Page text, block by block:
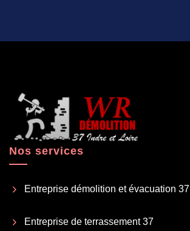
Nos services
Entreprise démolition et évacuation 37
Entreprise de terrassement 37